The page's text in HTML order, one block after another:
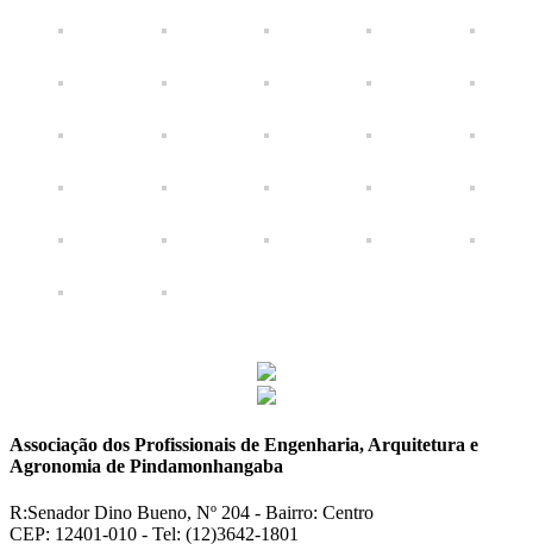
Associação dos Profissionais de Engenharia, Arquitetura e
Agronomia de Pindamonhangaba
R:Senador Dino Bueno, Nº 204 - Bairro: Centro
CEP: 12401-010 - Tel: (12)3642-1801